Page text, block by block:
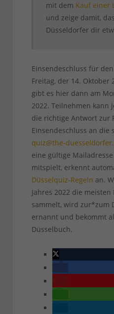
mit dem Kauf einer
und zeige damit,
Düsseldorfer dir
Einsendeschluss für
Freitag, der 14. Oktober
gibt es hier dann am
2022. Teilnehmen kann
die richtige Antwort zur
Einsendeschluss an die
quiz@the-
eine gültige
mitspielt, erkennt
Düsselquiz-Regeln an.
Jahres 2022 die
sammelt, wird zur*zum
ernannt und bekommt
Düsselbuch.